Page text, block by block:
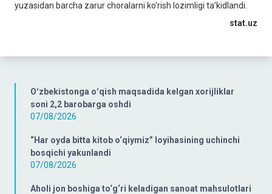
Oʻzbekistonga oʻqish maqsadida kelgan xorijliklar
soni 2,2 barobarga oshdi
07/08/2026
“Har oyda bitta kitob o‘qiymiz” loyihasining uchinchi
bosqichi yakunlandi
07/08/2026
Aholi jon boshiga to‘g‘ri keladigan sanoat mahsulotlari
yuzasidan barcha zarur choralarni ko‘rish lozimligi ta’kidlandi.
stat.uz